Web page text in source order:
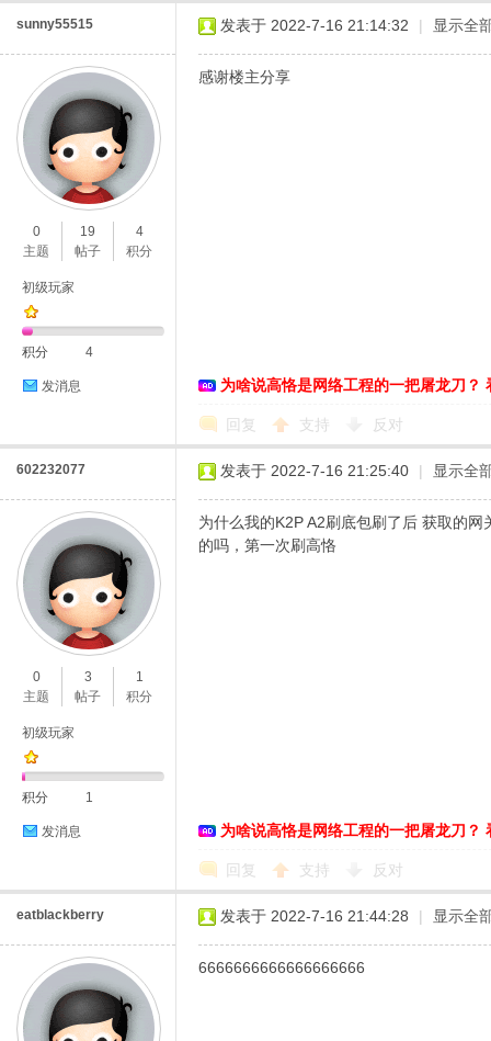
sunny55515
0
主题
19
帖子
4
积分
初级玩家
积分 4
发消息
发表于 2022-7-16 21:14:32 | 显示全
感谢楼主分享
为啥说高恪是网络工程的一把屠龙刀？
回复 支持 反对
602232077
0
主题
3
帖子
1
积分
初级玩家
积分 1
发消息
发表于 2022-7-16 21:25:40 | 显示全
为什么我的K2P A2刷底包刷了后 获取的
的吗，第一次刷高恪
为啥说高恪是网络工程的一把屠龙刀？
回复 支持 反对
eatblackberry 发表于 2022-7-16 21:44:28 | 显示全
6666666666666666666